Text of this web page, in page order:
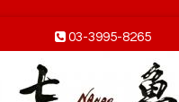
03-3995-8265